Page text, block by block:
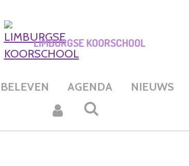
LIMBURGSE KOORSCHOOL
BELEVEN AGENDA NIEUWS